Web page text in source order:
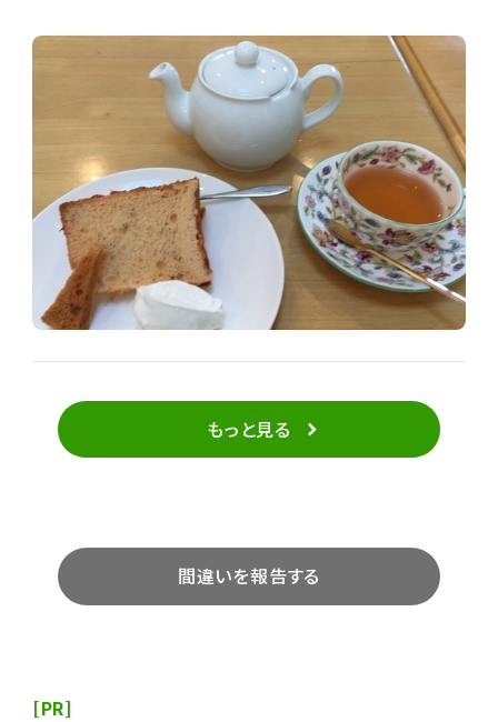
るのではなく、その時に合わせてマスターがセレクトし
ているそうです。 桜に合わせて出てきたのは、アールグ
レイ アールグレイの香りと桜のシフォンの相性はばっち
りでした。 そしてシフォンケーキに添えてあるシフォン
ラスクのサクサク感とシフォンケーキのふわふわ感がと
てもいいのです。 食感、匂い、そしてアートで目の保養
とリラックス効果ばっちり♪ 紅茶はポットサービスで3
杯目まで美味しくいただけました。 紅茶は、ドイツのロ
ンネフェルトで、あとでとても高級な紅茶で滅多に飲め
ないと知りました。 とても美味しかったので、また行き
たいです。
もっと見る
間違いを報告する
[PR]